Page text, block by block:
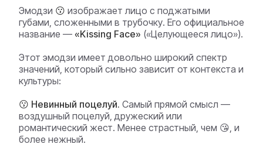
Эмодзи 😗 изображает лицо с поджатыми
губами, сложенными в трубочку. Его официальное
название — «Kissing Face» («Целующееся лицо»).
Этот эмодзи имеет довольно широкий спектр
значений, который сильно зависит от контекста и
культуры:
😗 Невинный поцелуй. Самый прямой смысл —
воздушный поцелуй, дружеский или
романтический жест. Менее страстный, чем 😘, и
более нежный.